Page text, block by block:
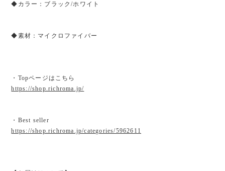
◆カラー：ブラック/ホワイト
◆素材：マイクロファイバー
・Topページはこちら
https://shop.richroma.jp/
・Best seller
https://shop.richroma.jp/categories/5962611